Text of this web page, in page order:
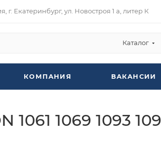
г. Екатеринбург, ул. Новостроя 1 а, литер К
Каталог
КОМПАНИЯ ВАКАНСИИ
1069 1093